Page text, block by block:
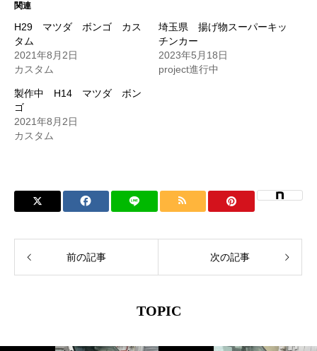
関連
H29 マツダ ボンゴ カス
タム
2021年8月2日
カスタム
埼玉県 揚げ物スーパーキッ
チンカー
2023年5月18日
project進行中
製作中 H14 マツダ ボン
ゴ
2021年8月2日
カスタム
前の記事 次の記事
TOPIC